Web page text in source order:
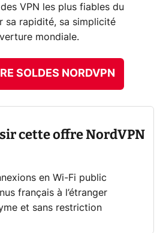
VPN les plus fiables du
sa rapidité, sa simplicité
mondiale.
SOLDES NORDVPN
cette offre NordVPN
en Wi-Fi public
français à l’étranger
et sans restriction